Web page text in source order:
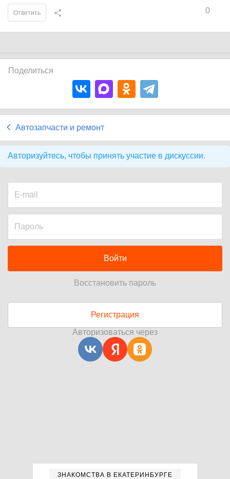
0
Ответить
Поделиться
Автозапчасти и ремонт
Авторизуйтесь, чтобы принять участие в дискуссии.
Войти
Восстановить пароль
Регистрация
Авторизоваться через
ЗНАКОМСТВА В ЕКАТЕРИНБУРГЕ